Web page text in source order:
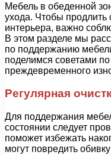
Мебель в обеденной
ухода. Чтобы продлить
интерьера, важно
В этом разделе мы
по поддержанию
поделимся советами
преждевременного
Регулярная
Для поддержания
состоянии следует
поможет избежать
могут повредить обивку